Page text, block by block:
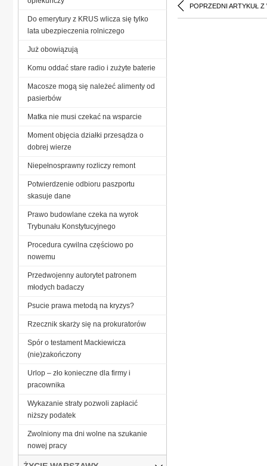
POPRZEDNI ARTYKUŁ Z
Do emerytury z KRUS wlicza się tylko
lata ubezpieczenia rolniczego
Już obowiązują
Komu oddać stare radio i zużyte baterie
Macosze mogą się należeć alimenty od
pasierbów
Matka nie musi czekać na wsparcie
Moment objęcia działki przesądza o
dobrej wierze
Niepełnosprawny rozliczy remont
Potwierdzenie odbioru paszportu
skasuje dane
Prawo budowlane czeka na wyrok
Trybunału Konstytucyjnego
Procedura cywilna częściowo po
nowemu
Przedwojenny autorytet patronem
młodych badaczy
Psucie prawa metodą na kryzys?
Rzecznik skarży się na prokuratorów
Spór o testament Mackiewicza
(nie)zakończony
Urlop – zło konieczne dla firmy i
pracownika
Wykazanie straty pozwoli zapłacić
niższy podatek
Zwolniony ma dni wolne na szukanie
nowej pracy